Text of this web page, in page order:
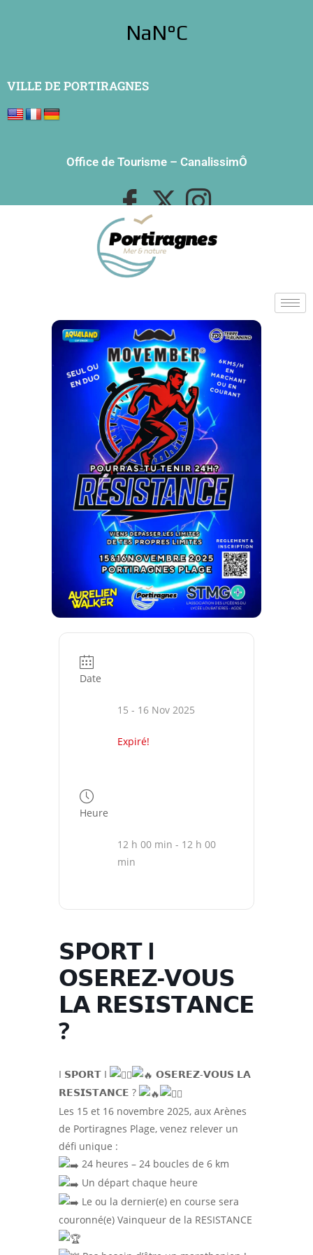
VILLE DE PORTIRAGNES
Office de Tourisme– CanalissimÔ
Date
15 - 16 Nov 2025
Expiré!
Heure
12 h 00 min - 12 h 00
min
𝗦𝗣𝗢𝗥𝗧 I
𝗢𝗦𝗘𝗥𝗘𝗭-𝗩𝗢𝗨𝗦
𝗟𝗔 𝗥𝗘𝗦𝗜𝗦𝗧𝗔𝗡𝗖𝗘
?
I 𝗦𝗣𝗢𝗥𝗧 I
𝗢𝗦𝗘𝗥𝗘𝗭-𝗩𝗢𝗨𝗦 𝗟𝗔
𝗥𝗘𝗦𝗜𝗦𝗧𝗔𝗡𝗖𝗘 ?
Les 15 et 16 novembre 2025, aux Arènes
de Portiragnes Plage, venez relever un
défi unique :
24 heures – 24 boucles de 6 km
Un départ chaque heure
Le ou la dernier(e) en course sera
couronné(e) Vainqueur de la RESISTANCE